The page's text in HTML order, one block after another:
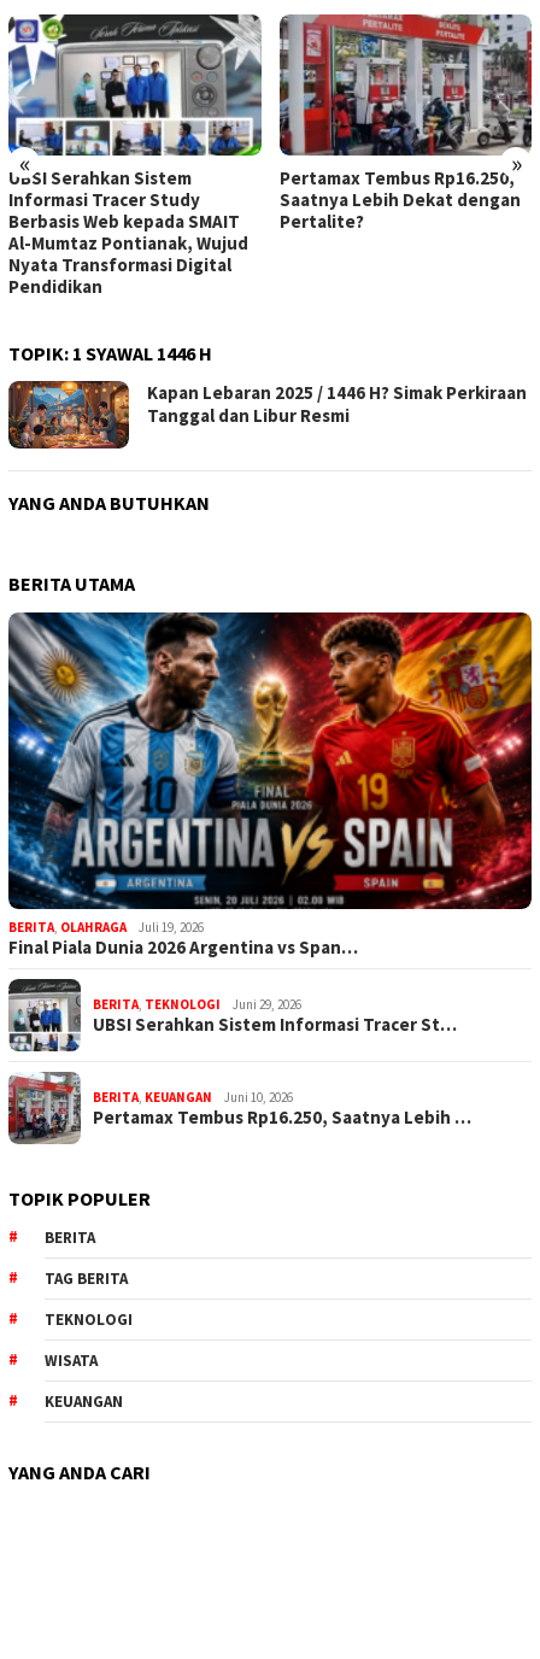
« »
UBSI Serahkan Sistem
Informasi Tracer Study
Berbasis Web kepada SMAIT
Al-Mumtaz Pontianak, Wujud
Nyata Transformasi Digital
Pendidikan
Pertamax Tembus Rp16.250,
Saatnya Lebih Dekat dengan
Pertalite?
TOPIK: 1 SYAWAL 1446 H
Kapan Lebaran 2025 / 1446 H? Simak Perkiraan
Tanggal dan Libur Resmi
YANG ANDA BUTUHKAN
BERITA UTAMA
BERITA, OLAHRAGA Juli 19, 2026
Final Piala Dunia 2026 Argentina vs Span…
BERITA, TEKNOLOGI Juni 29, 2026
UBSI Serahkan Sistem Informasi Tracer St…
BERITA, KEUANGAN Juni 10, 2026
Pertamax Tembus Rp16.250, Saatnya Lebih …
TOPIK POPULER
BERITA
TAG BERITA
TEKNOLOGI
WISATA
KEUANGAN
YANG ANDA CARI